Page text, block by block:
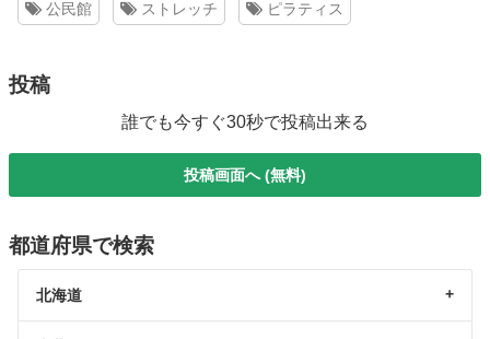
公民館 ストレッチ ピラティス
投稿
誰でも今すぐ30秒で投稿出来る
投稿画面へ (無料)
都道府県で検索
北海道